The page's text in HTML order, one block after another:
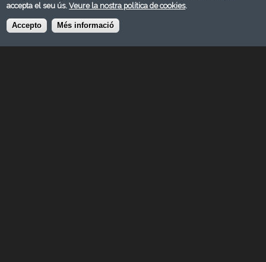
accepta el seu ús.Veure la nostra política de cookies.
Accepto Més informació